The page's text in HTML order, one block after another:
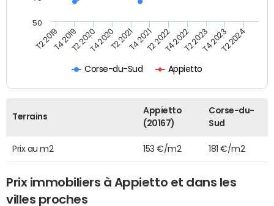
Corse-du-Sud Appietto
T2 2019T4 2019T2 2020T4 2020T2 2021T4 2021T2 2022T4 2022T2 2023T4 2023T2 2024
50
Terrains
Appietto
(20167)
Corse-du-
Sud
Prix au m2 153 €/m2 181 €/m2
Prix immobiliers à Appietto et dans les
villes proches